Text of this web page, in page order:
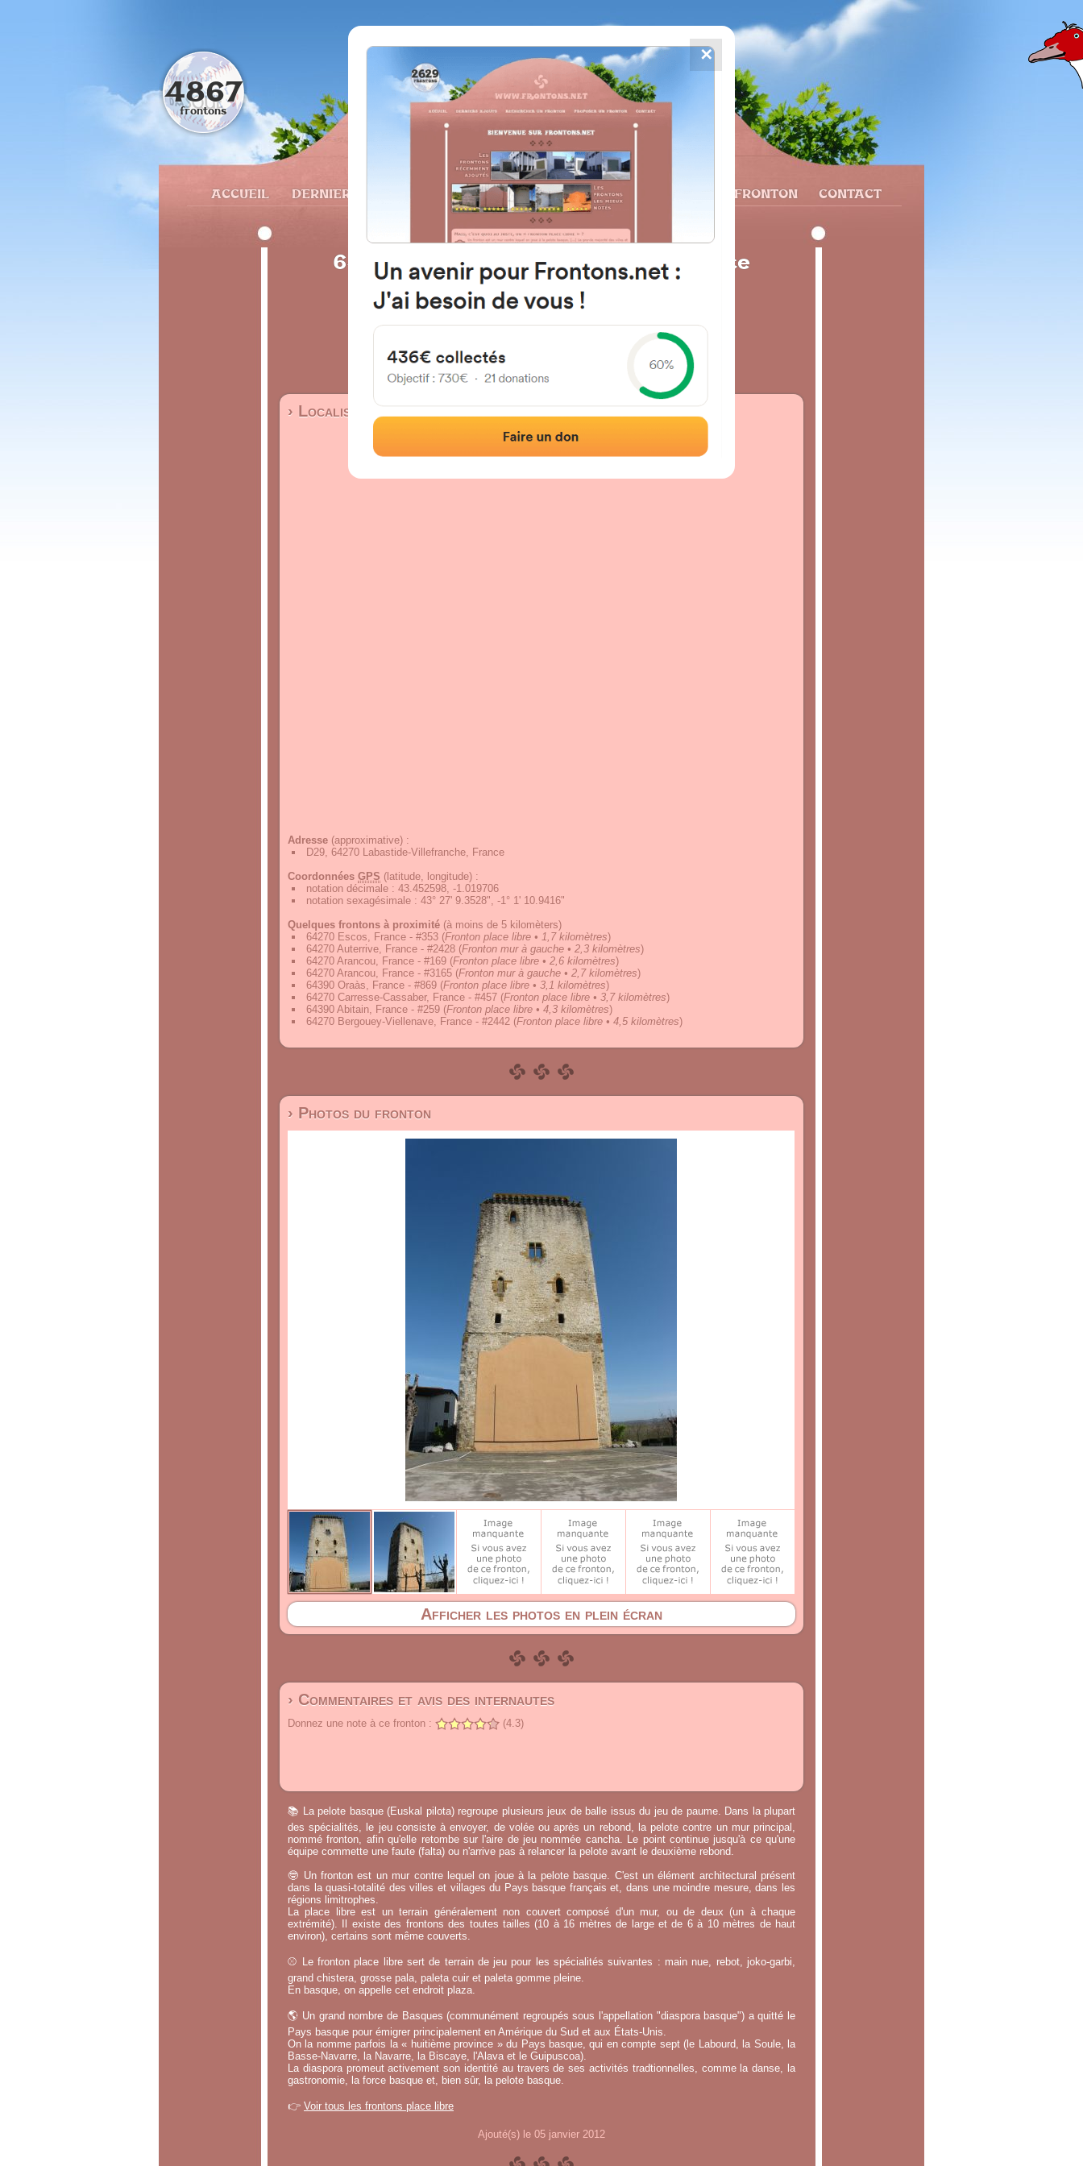
FRONTONS.NET
ACCUEIL DERNIERS AJOUTS RECHERCHER UN FRONTON PROPOSER UN FRONTON CONTACT
4867
frontons
64270 Labastide-Villefranche, France
D29
#319
Localisation|Photos|Commentaires et avis
› Localisation du fronton
Adresse (approximative) :
D29, 64270 Labastide-Villefranche, France
Coordonnées GPS (latitude, longitude) :
notation décimale : 43.452598, -1.019706
notation sexagésimale : 43° 27' 9.3528", -1° 1' 10.9416"
Quelques frontons à proximité (à moins de 5 kilomèters)
64270 Escos, France - #353 (Fronton place libre • 1,7 kilomètres)
64270 Auterrive, France - #2428 (Fronton mur à gauche • 2,3 kilomètres)
64270 Arancou, France - #169 (Fronton place libre • 2,6 kilomètres)
64270 Arancou, France - #3165 (Fronton mur à gauche • 2,7 kilomètres)
64390 Oraàs, France - #869 (Fronton place libre • 3,1 kilomètres)
64270 Carresse-Cassaber, France - #457 (Fronton place libre • 3,7 kilomètres)
64390 Abitain, France - #259 (Fronton place libre • 4,3 kilomètres)
64270 Bergouey-Viellenave, France - #2442 (Fronton place libre • 4,5 kilomètres)
› Photos du fronton
Afficher les photos en plein écran
› Commentaires et avis des internautes
Donnez une note à ce fronton : (4.3)
📚 La pelote basque (Euskal pilota) regroupe plusieurs jeux de balle issus du jeu de paume. Dans la plupart
des spécialités, le jeu consiste à envoyer, de volée ou après un rebond, la pelote contre un mur principal,
nommé fronton, afin qu'elle retombe sur l'aire de jeu nommée cancha. Le point continue jusqu'à ce qu'une
équipe commette une faute (falta) ou n'arrive pas à relancer la pelote avant le deuxième rebond.
🤓 Un fronton est un mur contre lequel on joue à la pelote basque. C'est un élément architectural présent
dans la quasi-totalité des villes et villages du Pays basque français et, dans une moindre mesure, dans les
régions limitrophes.
La place libre est un terrain généralement non couvert composé d'un mur, ou de deux (un à chaque
extrémité). Il existe des frontons des toutes tailles (10 à 16 mètres de large et de 6 à 10 mètres de haut
environ), certains sont même couverts.
⚾ Le fronton place libre sert de terrain de jeu pour les spécialités suivantes : main nue, rebot, joko-garbi,
grand chistera, grosse pala, paleta cuir et paleta gomme pleine.
En basque, on appelle cet endroit plaza.
🌎 Un grand nombre de Basques (communément regroupés sous l'appellation "diaspora basque") a quitté le
Pays basque pour émigrer principalement en Amérique du Sud et aux États-Unis.
On la nomme parfois la « huitième province » du Pays basque, qui en compte sept (le Labourd, la Soule, la
Basse-Navarre, la Navarre, la Biscaye, l'Alava et le Guipuscoa).
La diaspora promeut activement son identité au travers de ses activités tradtionnelles, comme la danse, la
gastronomie, la force basque et, bien sûr, la pelote basque.
👉 Voir tous les frontons place libre
Ajouté(s) le 05 janvier 2012
✕